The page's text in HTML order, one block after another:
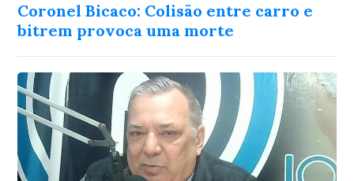
Coronel Bicaco: Colisão entre carro e
bitrem provoca uma morte